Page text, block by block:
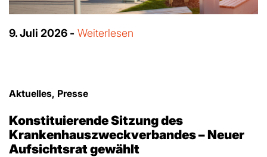
9. Juli 2026 - Weiterlesen
Aktuelles, Presse
Konstituierende Sitzung des
Krankenhauszweckverbandes – Neuer
Aufsichtsrat gewählt